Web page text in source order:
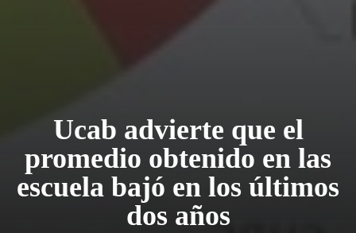
Ucab advierte que el
promedio obtenido en las
escuela bajó en los últimos
dos años